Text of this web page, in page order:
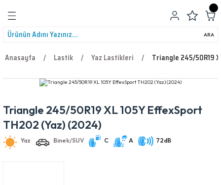
ARA
Anasayfa Lastik Yaz Lastikleri Triangle 245/50R19
Triangle 245/50R19 XL 105Y EffexSport
TH202 (Yaz) (2024)